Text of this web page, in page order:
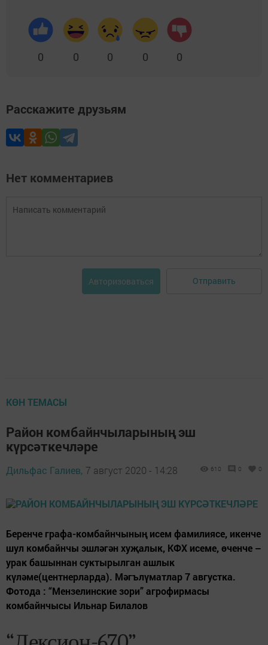
0 0 0 0 0
Расскажите друзьям
Нет комментариев
Авторизоваться Отправить
КӨН ТЕМАСЫ
Район комбайнчыларының эш
күрсәткечләре
Дильфас Галиев, 7 август 2020 - 14:28 610 0 0
Беренче графа-комбайнчының исем фамилиясе, икенче
шул комбайнчы эшләгән хуҗалык, КФХ исеме, өченче –
урак башыннан суктырылган ашлык
күләме(центнерларда). Мәгълүматлар 7 августка.
Фотода : “Мензелинские зори” агрофирмасы
комбайнчысы Ильнар Билалов